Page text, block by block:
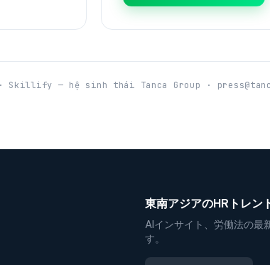
· Skillify — hệ sinh thái Tanca Group ·
東南アジアのHRトレン
AIインサイト、労働法の最
す。